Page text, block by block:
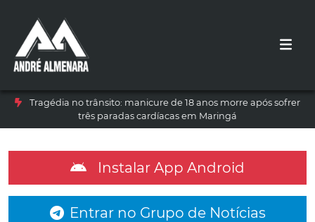
Tragédia no trânsito: manicure de 18 anos morre após sofrer
três paradas cardíacas em Maringá
Instalar App Android
Entrar no Grupo de Notícias